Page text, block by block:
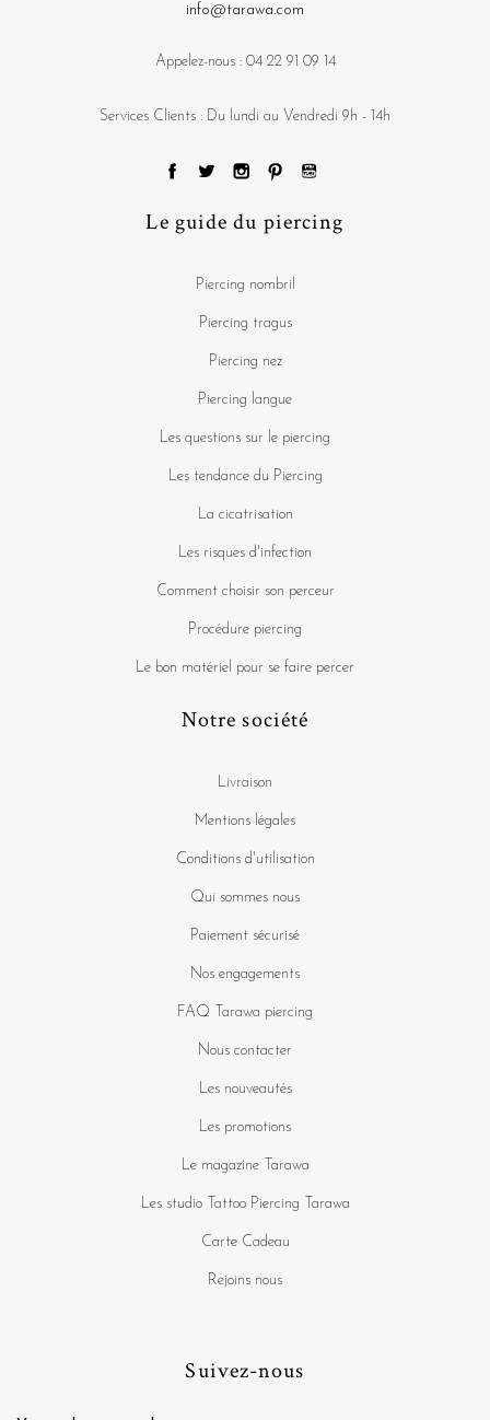
info@tarawa.com
Appelez-nous : 04 22 91 09 14
Services Clients : Du lundi au Vendredi 9h - 14h
Le guide du piercing
Piercing nombril
Piercing tragus
Piercing nez
Piercing langue
Les questions sur le piercing
Les tendance du Piercing
La cicatrisation
Les risques d'infection
Comment choisir son perceur
Procédure piercing
Le bon matériel pour se faire percer
Notre société
Livraison
Mentions légales
Conditions d'utilisation
Qui sommes nous
Paiement sécurisé
Nos engagements
FAQ Tarawa piercing
Nous contacter
Les nouveautés
Les promotions
Le magazine Tarawa
Les studio Tattoo Piercing Tarawa
Carte Cadeau
Rejoins nous
Suivez-nous